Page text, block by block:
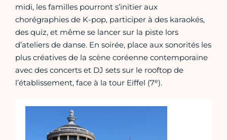
midi, les familles pourront s’initier aux
chorégraphies de K-pop, participer à des karaokés,
des quiz, et même se lancer sur la piste lors
d’ateliers de danse. En soirée, place aux sonorités les
plus créatives de la scène coréenne contemporaine
avec des concerts et DJ sets sur le rooftop de
l’établissement, face à la tour Eiffel (7e).